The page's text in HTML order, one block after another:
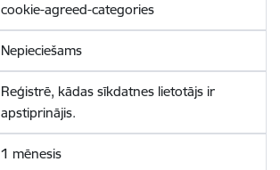
cookie-agreed-categories
Nepieciešams
Reģistrē, kādas sīkdatnes lietotājs ir
apstiprinājis.
1 mēnesis